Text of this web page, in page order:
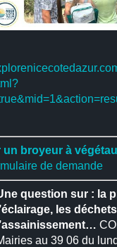
broyeur à
de demande
question sur : la
l’éclairage, les
l’assainissement…
au 39 06 du